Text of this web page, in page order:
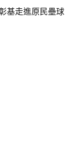
基走進原民壘球